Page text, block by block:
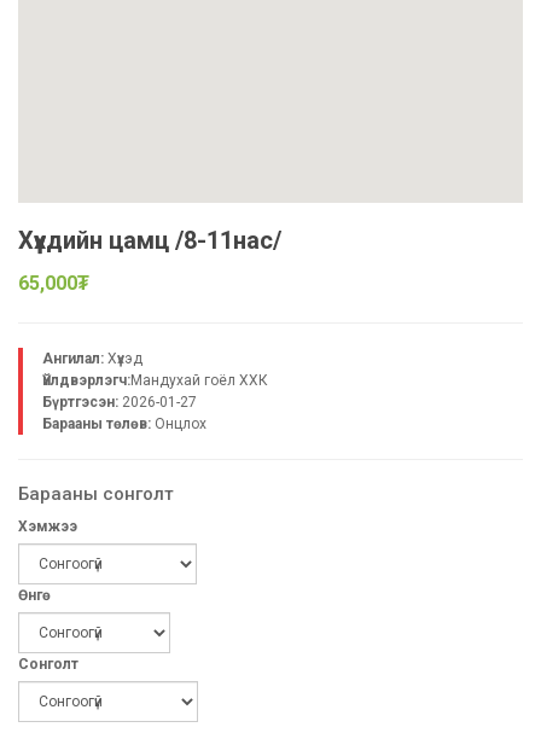
Хүүхдийн цамц /8-11нас/
65,000₮
Ангилал: Хүүхэд
Үйлдвэрлэгч:Maндухай гоёл ХХК
Бүртгэсэн: 2026-01-27
Барааны төлөв: Онцлох
Барааны сонголт
Хэмжээ
Өнгө
Сонголт